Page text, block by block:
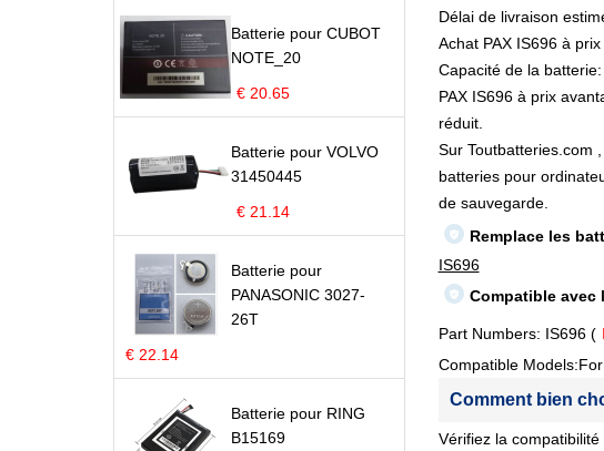
Batterie pour CUBOT
NOTE_20
€ 20.65
Batterie pour VOLVO
31450445
€ 21.14
Batterie pour
PANASONIC 3027-
26T
€ 22.14
Batterie pour RING
B15169
Délai de livraison
Achat PAX IS696 à
Capacité de la
PAX IS696 à prix
réduit.
Sur Toutbatteries.com
batteries pour
de sauvegarde.
Remplace les
IS696
Compatible avec
Part Numbers: IS696 (
Compatible Models:For
Comment bien
Vérifiez la